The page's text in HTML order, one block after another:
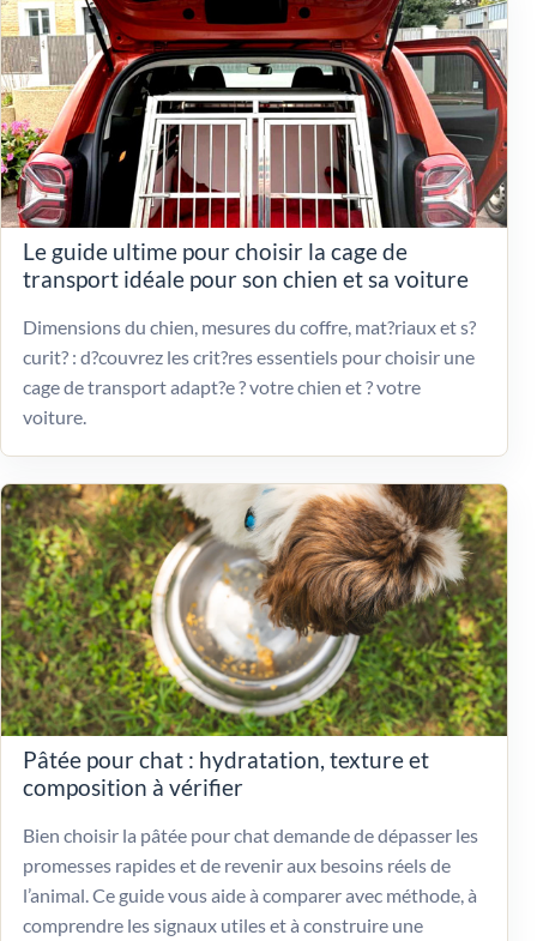
Le guide ultime pour choisir la cage de
transport idéale pour son chien et sa voiture
Dimensions du chien, mesures du coffre, mat?riaux et s?
curit? : d?couvrez les crit?res essentiels pour choisir une
cage de transport adapt?e ? votre chien et ? votre
voiture.
Pâtée pour chat : hydratation, texture et
composition à vérifier
Bien choisir la pâtée pour chat demande de dépasser les
promesses rapides et de revenir aux besoins réels de
l’animal. Ce guide vous aide à comparer avec méthode, à
comprendre les signaux utiles et à construire une